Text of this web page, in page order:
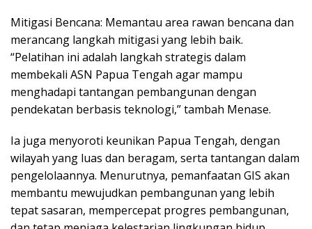
Mitigasi Bencana: Memantau area rawan bencana dan
merancang langkah mitigasi yang lebih baik.
“Pelatihan ini adalah langkah strategis dalam
membekali ASN Papua Tengah agar mampu
menghadapi tantangan pembangunan dengan
pendekatan berbasis teknologi,” tambah Menase.
Ia juga menyoroti keunikan Papua Tengah, dengan
wilayah yang luas dan beragam, serta tantangan dalam
pengelolaannya. Menurutnya, pemanfaatan GIS akan
membantu mewujudkan pembangunan yang lebih
tepat sasaran, mempercepat progres pembangunan,